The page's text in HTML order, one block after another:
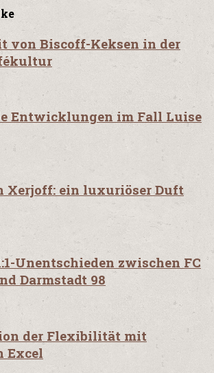
von Biscoff-Keksen in der
Entwicklungen im Fall Luise
Xerjoff: ein luxuriöser Duft
Unentschieden zwischen FC
Darmstadt 98
der Flexibilität mit
Excel